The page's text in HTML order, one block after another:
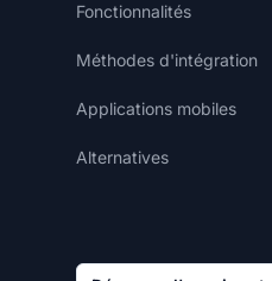
Fonctionnalités
Méthodes d'intégration
Applications mobiles
Alternatives